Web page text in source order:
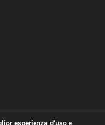
esperienza d'uso e